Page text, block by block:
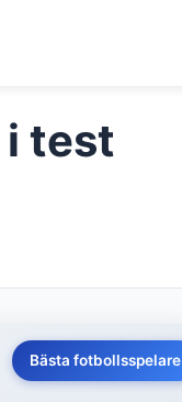
test
Bästa fotbollsspelare